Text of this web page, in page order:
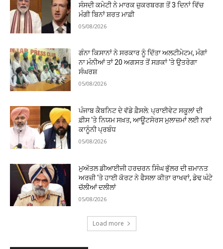
ਸੰਸਦੀ ਕਮੇਟੀ ਨੇ ਮਾਰਕ ਜ਼ੁਕਰਬਰਗ ਤੋਂ 3 ਦਿਨਾਂ ਵਿੱਚ
ਮੰਗੀ ਬਿਨਾਂ ਸ਼ਰਤ ਮਾਫ਼ੀ
05/08/2026
ਗੰਨਾ ਕਿਸਾਨਾਂ ਨੇ ਸਰਕਾਰ ਨੂੰ ਦਿੱਤਾ ਅਲਟੀਮੇਟਮ, ਮੰਗਾਂ
ਨਾ ਮੰਨੀਆਂ ਤਾਂ 20 ਅਗਸਤ ਤੋਂ ਸੜਕਾਂ ‘ਤੇ ਉਤਰੇਗਾ
ਸੰਘਰਸ਼
05/08/2026
ਪੰਜਾਬ ਕੈਬਨਿਟ ਦੇ ਵੱਡੇ ਫ਼ੈਸਲੇ: ਪ੍ਰਾਈਵੇਟ ਸਕੂਲਾਂ ਦੀ
ਫ਼ੀਸ ‘ਤੇ ਨਿਯਮ ਸਖ਼ਤ, ਆਊਟਸੋਰਸ ਮੁਲਾਜ਼ਮਾਂ ਲਈ ਨਵਾਂ
ਕਾਨੂੰਨੀ ਪ੍ਰਬੰਧ
05/08/2026
ਮੁਅੱਤਲ ਡੀਆਈਜੀ ਹਰਚਰਨ ਸਿੰਘ ਭੁੱਲਰ ਦੀ ਜ਼ਮਾਨਤ
ਅਰਜ਼ੀ ‘ਤੇ ਹਾਈ ਕੋਰਟ ਨੇ ਫੈਸਲਾ ਕੀਤਾ ਰਾਖਵਾਂ, ਡੇਢ ਘੰਟੇ
ਚੱਲੀਆਂ ਦਲੀਲਾਂ
05/08/2026
Load more